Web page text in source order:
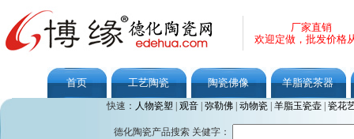
厂家直销
欢迎定做，批发价格
首页 工艺陶瓷 陶瓷佛像 羊脂瓷茶器
快速： 人物瓷塑 观音| 弥勒佛| 动物瓷| 羊脂玉瓷壶| 瓷花
德化陶瓷产品搜索 关健字：